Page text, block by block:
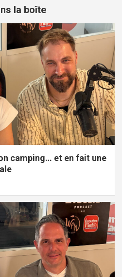
la boîte
camping… et en fait une